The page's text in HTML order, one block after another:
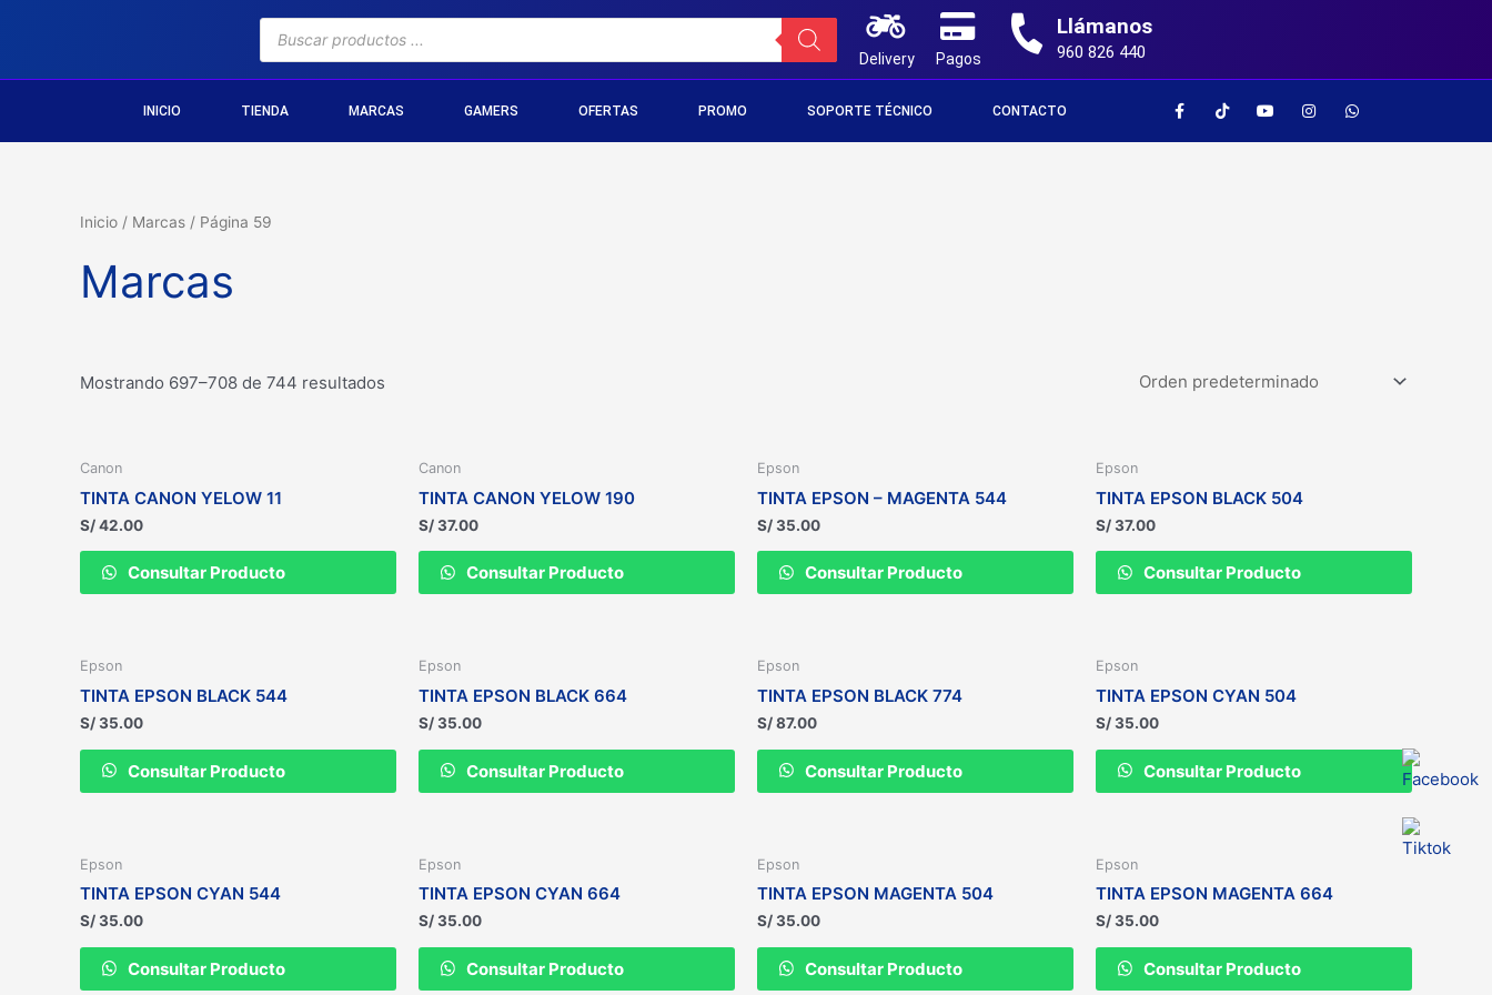
Delivery Pagos
Llámanos
960 826 440
INICIO TIENDA MARCAS GAMERS OFERTAS PROMO SOPORTE TÉCNICO CONTACTO
Inicio / Marcas / Página 59
Marcas
Mostrando 697–708 de 744 resultados
Canon
TINTA CANON YELOW 11
S/42.00
Consultar Producto
Canon
TINTA CANON YELOW 190
S/37.00
Consultar Producto
Epson
TINTA EPSON – MAGENTA 544
S/35.00
Consultar Producto
Epson
TINTA EPSON BLACK 504
S/37.00
Consultar Producto
Epson
TINTA EPSON BLACK 544
S/35.00
Consultar Producto
Epson
TINTA EPSON BLACK 664
S/35.00
Consultar Producto
Epson
TINTA EPSON BLACK 774
S/87.00
Consultar Producto
Epson
TINTA EPSON CYAN 504
S/35.00
Consultar Producto
Epson
TINTA EPSON CYAN 544
S/35.00
Consultar Producto
Epson
TINTA EPSON CYAN 664
S/35.00
Consultar Producto
Epson
TINTA EPSON MAGENTA 504
S/35.00
Consultar Producto
Epson
TINTA EPSON MAGENTA 664
S/35.00
Consultar Producto